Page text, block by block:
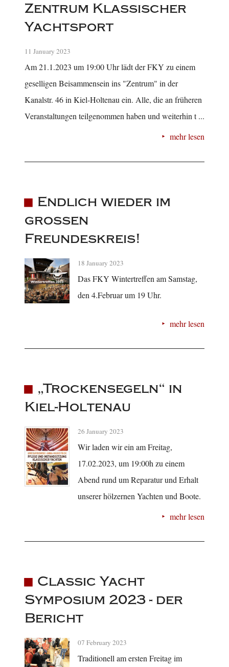
Zentrum Klassischer
Yachtsport
11 January 2023
Am 21.1.2023 um 19:00 Uhr lädt der FKY zu einem
geselligen Beisammensein ins "Zentrum" in der
Kanalstr. 46 in Kiel-Holtenau ein. Alle, die an früheren
Veranstaltungen teilgenommen haben und weiterhin t ...
mehr lesen
Endlich wieder im
großen
Freundeskreis!
18 January 2023
Das FKY Wintertreffen am Samstag,
den 4.Februar um 19 Uhr.
mehr lesen
„Trockensegeln“ in
Kiel-Holtenau
26 January 2023
Wir laden wir ein am Freitag,
17.02.2023, um 19:00h zu einem
Abend rund um Reparatur und Erhalt
unserer hölzernen Yachten und Boote.
mehr lesen
Classic Yacht
Symposium 2023 - der
Bericht
07 February 2023
Traditionell am ersten Freitag im